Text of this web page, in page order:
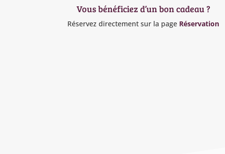
Vous bénéficiez d’un bon cadeau ?
Réservez directement sur la page Réservation